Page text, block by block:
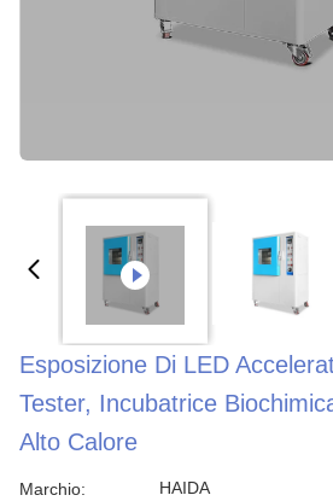
Esposizione Di LED
Tester, Incubatrice
Alto Calore
Marchio: HAIDA